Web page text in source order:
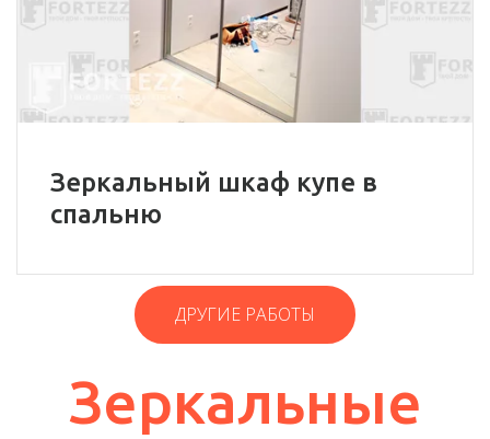
Зеркальный шкаф купе в
спальню
ДРУГИЕ РАБОТЫ
Зеркальные